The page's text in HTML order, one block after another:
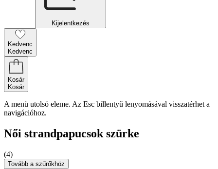
Kijelentkezés
Kedvenc
Kedvenc
Kosár
Kosár
A menü utolsó eleme. Az Esc billentyű lenyomásával visszatérhet a
navigációhoz.
Női strandpapucsok szürke
(4)
Tovább a szűrőkhöz